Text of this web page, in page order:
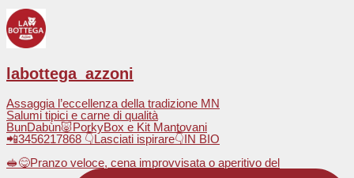
labottega_azzoni
Assaggia l’eccellenza della tradizione MN
Salumi tipici e carne di qualità
BunDabùn🐷PorkyBox e Kit Mantovani
📲3456217868 👇Lasciati ispirare👇IN BIO
🥪😋Pranzo veloce, cena improvvisata o aperitivo del